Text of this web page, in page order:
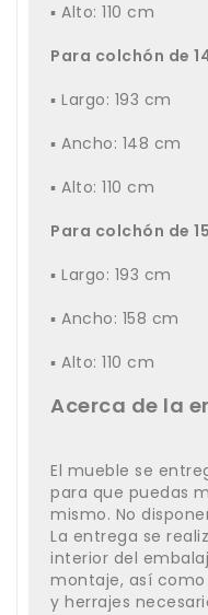
▪ Alto: 110 cm
Para colchón de
▪ Largo: 193 cm
▪ Ancho: 148 cm
▪ Alto: 110 cm
Para colchón de
▪ Largo: 193 cm
▪ Ancho: 158 cm
▪ Alto: 110 cm
Acerca de la
El mueble se
para que puedas
mismo. No
La entrega se
interior del
montaje, así como
y herrajes